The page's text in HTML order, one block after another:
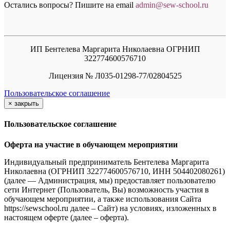
Остались вопросы? Пишите на email admin@sew-school.ru
ИП Бентелева Маргарита Николаевна ОГРНИП
322774600576710
Лицензия № Л035-01298-77/02804525
Пользовательское соглашение
× закрыть
Пользовательское соглашение
Оферта на участие в обучающем мероприятии
Индивидуальный предприниматель Бентелева Маргарита
Николаевна (ОГРНИП 322774600576710, ИНН 504402080261)
(далее — Администрация, мы) предоставляет пользователю
сети Интернет (Пользователь, Вы) возможность участия в
обучающем мероприятии, а также использования Сайта
https://sewschool.ru далее – Сайт) на условиях, изложенных в
настоящем оферте (далее – оферта).